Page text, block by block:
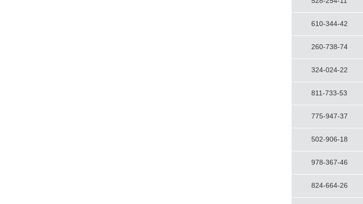
610-344-42
260-738-74
324-024-22
811-733-53
775-947-37
502-906-18
978-367-46
824-664-26